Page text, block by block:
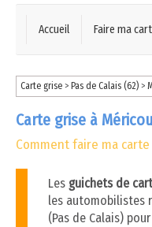
Accueil Faire ma
Carte grise > Pas de Calais (62)>
Carte grise à
Comment faire ma
Les guichets de
les automobilistes
(Pas de Calais)